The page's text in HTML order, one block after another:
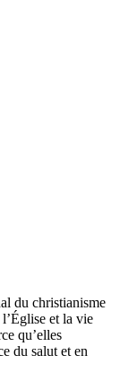
du christianisme
et la vie
qu’elles
du salut et en